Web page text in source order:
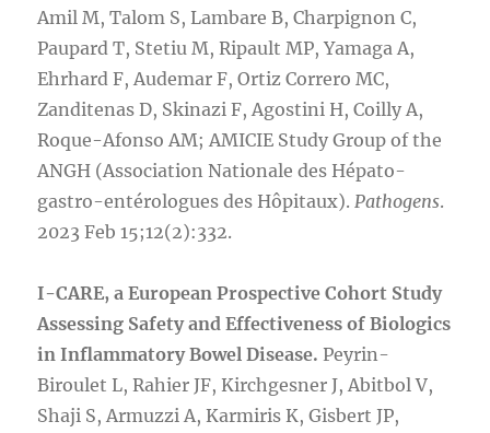
Amil M, Talom S, Lambare B, Charpignon C,
Paupard T, Stetiu M, Ripault MP, Yamaga A,
Ehrhard F, Audemar F, Ortiz Correro MC,
Zanditenas D, Skinazi F, Agostini H, Coilly A,
Roque-Afonso AM; AMICIE Study Group of the
ANGH (Association Nationale des Hépato-
gastro-entérologues des Hôpitaux).Pathogens.
2023 Feb 15;12(2):332.
I-CARE, a European Prospective Cohort Study
Assessing Safety and Effectiveness of Biologics
in Inflammatory Bowel Disease. Peyrin-
Biroulet L, Rahier JF, Kirchgesner J, Abitbol V,
Shaji S, Armuzzi A, Karmiris K, Gisbert JP,